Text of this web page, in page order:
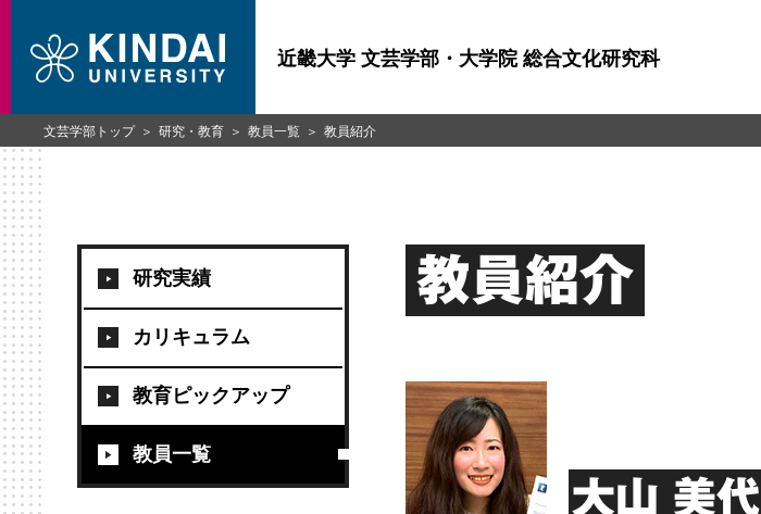
近畿大学 文芸学部・大学院 総合文化研究科
研究実績
カリキュラム
教育ピックアップ
教員一覧
教員紹介
大山 美代
文芸学部トップ 研究・教育 教員一覧 教員紹介